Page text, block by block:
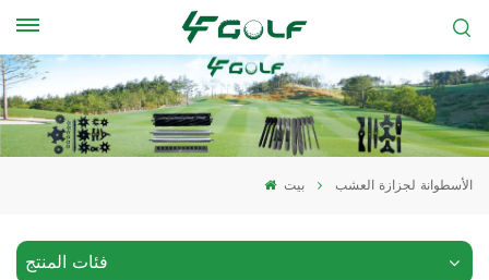
بيت الأسطوانة لجزازة العشب
فئات المنتج